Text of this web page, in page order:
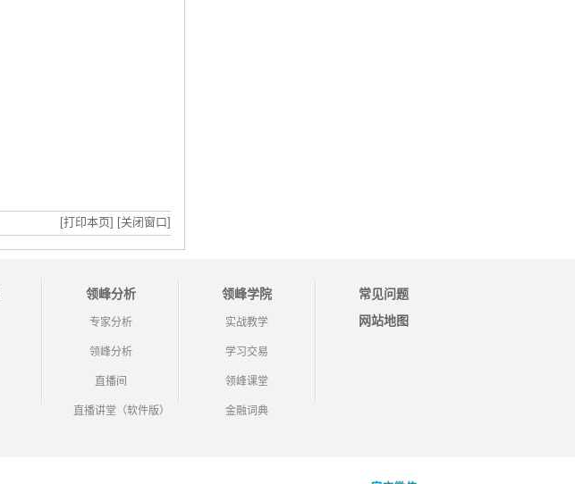
[打印本页] [关闭窗口]
领峰分析
专家分析
领峰分析
直播间
直播讲堂（软件版）
领峰学院
实战教学
学习交易
领峰课堂
金融词典
常见问题
网站地图